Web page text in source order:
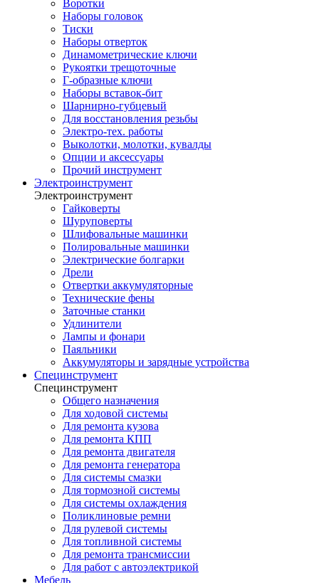
Воротки
Наборы головок
Тиски
Наборы отверток
Динамометрические ключи
Рукоятки трещоточные
Г-образные ключи
Наборы вставок-бит
Шарнирно-губцевый
Для восстановления резьбы
Электро-тех. работы
Выколотки, молотки, кувалды
Опции и аксессуары
Прочий инструмент
Электроинструмент
Электроинструмент
Гайковерты
Шуруповерты
Шлифовальные машинки
Полировальные машинки
Электрические болгарки
Дрели
Отвертки аккумуляторные
Технические фены
Заточные станки
Удлинители
Лампы и фонари
Паяльники
Аккумуляторы и зарядные устройства
Специнструмент
Специнструмент
Общего назначения
Для ходовой системы
Для ремонта кузова
Для ремонта КПП
Для ремонта двигателя
Для ремонта генератора
Для системы смазки
Для тормозной системы
Для системы охлаждения
Поликлиновые ремни
Для рулевой системы
Для топливной системы
Для ремонта трансмиссии
Для работ с автоэлектрикой
Мебель